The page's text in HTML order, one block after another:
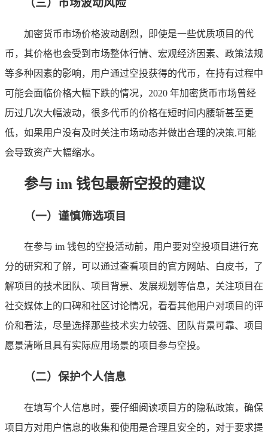
（三）市场波动风险
加密货币市场价格波动剧烈，即使是一些优质项目的代
币，其价格也会受到市场整体行情、宏观经济因素、政策法规
等多种因素的影响，用户通过空投获得的代币，在持有过程中
可能会面临价格大幅下跌的情况，2020 年加密货币市场曾经
历过几次大幅波动，很多代币的价格在短时间内腰斩甚至更
低，如果用户没有及时关注市场动态并做出合理的决策,可能
会导致资产大幅缩水。
参与 im 钱包最新空投的建议
（一）谨慎筛选项目
在参与 im 钱包的空投活动前，用户要对空投项目进行充
分的研究和了解，可以通过查看项目的官方网站、白皮书，了
解项目的技术团队、项目背景、发展规划等信息，关注项目在
社交媒体上的口碑和社区讨论情况，看看其他用户对项目的评
价和看法，尽量选择那些技术实力较强、团队背景可靠、项目
愿景清晰且具有实际应用场景的项目参与空投。
（二）保护个人信息
在填写个人信息时，要仔细阅读项目方的隐私政策，确保
项目方对用户信息的收集和使用是合理且安全的，对于要求提